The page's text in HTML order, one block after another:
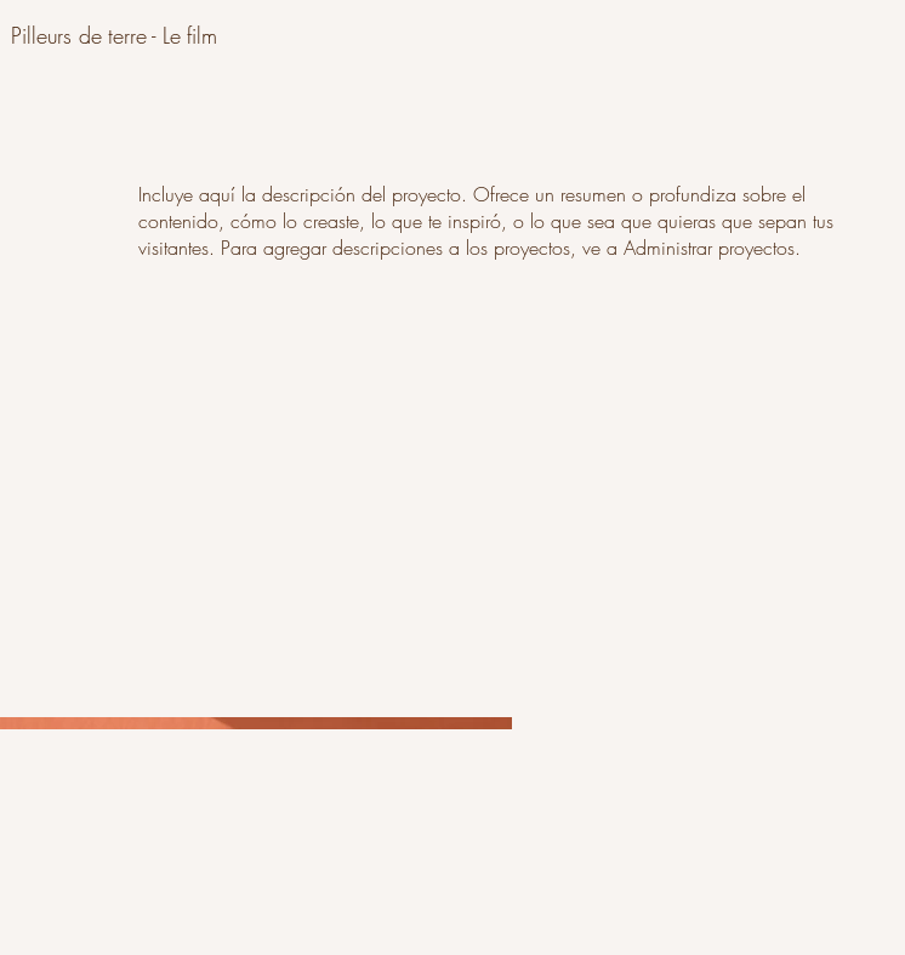
Pilleurs de terre - Le film
Incluye aquí la descripción del proyecto. Ofrece un resumen o profundiza sobre el
contenido, cómo lo creaste, lo que te inspiró, o lo que sea que quieras que sepan tus
visitantes. Para agregar descripciones a los proyectos, ve a Administrar proyectos.